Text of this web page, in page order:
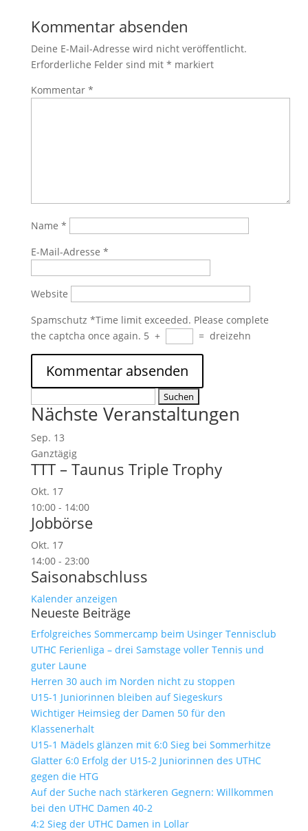
Kommentar absenden
Deine E-Mail-Adresse wird nicht veröffentlicht.
Erforderliche Felder sind mit * markiert
Kommentar *
Name *
E-Mail-Adresse *
Website
Spamschutz *Time limit exceeded. Please complete
the captcha once again. 5 + = dreizehn
nach:
Nächste Veranstaltungen
Sep. 13
Ganztägig
TTT – Taunus Triple Trophy
Okt. 17
10:00- 14:00
Jobbörse
Okt. 17
14:00- 23:00
Saisonabschluss
Kalender anzeigen
Neueste Beiträge
Erfolgreiches Sommercamp beim Usinger Tennisclub
UTHC Ferienliga – drei Samstage voller Tennis und
guter Laune
Herren 30 auch im Norden nicht zu stoppen
U15-1 Juniorinnen bleiben auf Siegeskurs
Wichtiger Heimsieg der Damen 50 für den
Klassenerhalt
U15-1 Mädels glänzen mit 6:0 Sieg bei Sommerhitze
Glatter 6:0 Erfolg der U15-2 Juniorinnen des UTHC
gegen die HTG
Auf der Suche nach stärkeren Gegnern: Willkommen
bei den UTHC Damen 40-2
4:2 Sieg der UTHC Damen in Lollar